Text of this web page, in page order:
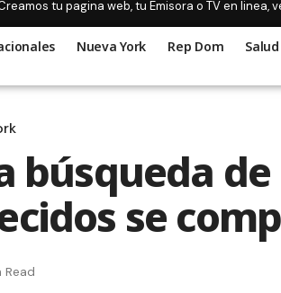
tu pagina web, tu Emisora o TV en linea,
Nueva York Rep Dom Salud
búsqueda de
se
Read